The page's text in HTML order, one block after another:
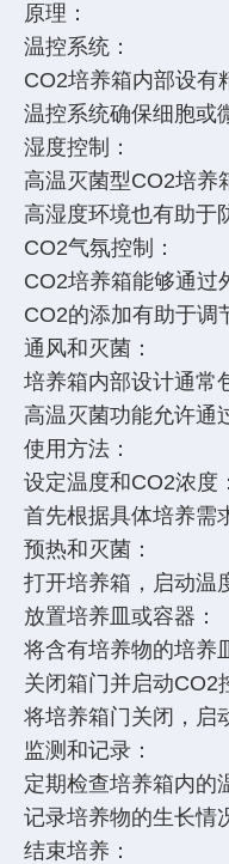
原理：
温控系统：
CO2培养箱内部设
温控系统确保细胞
湿度控制：
高温灭菌型CO2培
高湿度环境也有助
CO2气氛控制：
CO2培养箱能够通
CO2的添加有助于
通风和灭菌：
培养箱内部设计通常
高温灭菌功能允许
使用方法：
设定温度和CO2浓度
首先根据具体培养需
预热和灭菌：
打开培养箱，启动温
放置培养皿或容器：
将含有培养物的培养
关闭箱门并启动CO2
将培养箱门关闭，启
监测和记录：
定期检查培养箱内
记录培养物的生长
结束培养：